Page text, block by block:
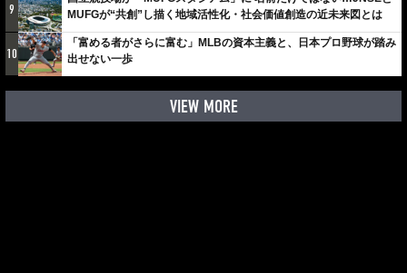
9
MUFGが“共創”し描く地域活性化・社会価値創造の近未来図とは
10
「富める者がさらに富む」MLBの資本主義と、日本プロ野球が踏み
出せない一歩
VIEW MORE